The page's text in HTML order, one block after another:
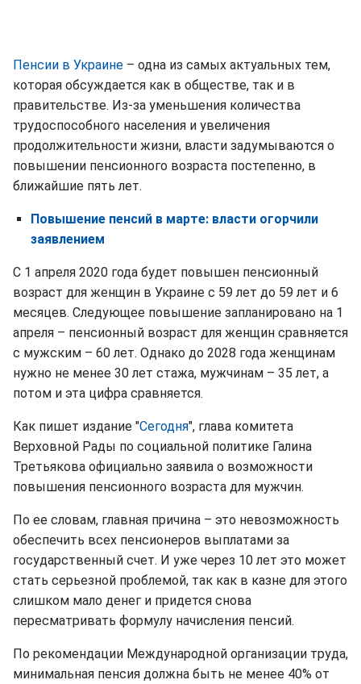
Пенсии в Украине – одна из самых актуальных тем,
которая обсуждается как в обществе, так и в
правительстве. Из-за уменьшения количества
трудоспособного населения и увеличения
продолжительности жизни, власти задумываются о
повышении пенсионного возраста постепенно, в
ближайшие пять лет.
Повышение пенсий в марте: власти огорчили
заявлением
С 1 апреля 2020 года будет повышен пенсионный
возраст для женщин в Украине с 59 лет до 59 лет и 6
месяцев. Следующее повышение запланировано на 1
апреля – пенсионный возраст для женщин сравняется
с мужским – 60 лет. Однако до 2028 года женщинам
нужно не менее 30 лет стажа, мужчинам – 35 лет, а
потом и эта цифра сравняется.
Как пишет издание "Сегодня", глава комитета
Верховной Рады по социальной политике Галина
Третьякова официально заявила о возможности
повышения пенсионного возраста для мужчин.
По ее словам, главная причина – это невозможность
обеспечить всех пенсионеров выплатами за
государственный счет. И уже через 10 лет это может
стать серьезной проблемой, так как в казне для этого
слишком мало денег и придется снова
пересматривать формулу начисления пенсий.
По рекомендации Международной организации труда,
минимальная пенсия должна быть не менее 40% от